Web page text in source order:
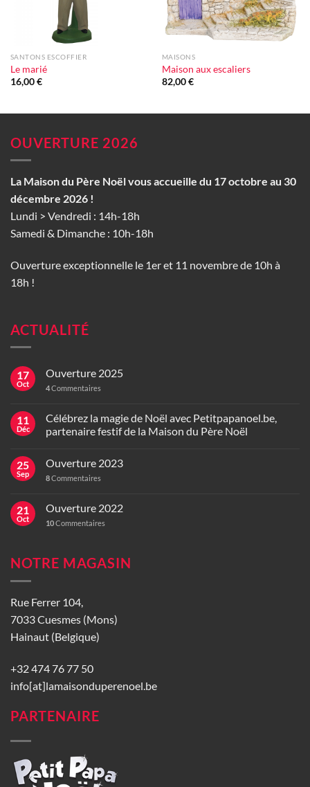
SANTONS ESCOFFIER
Le marié
16,00€
MAISONS
Maison aux escaliers
82,00€
OUVERTURE 2026
La Maison du Père Noël vous accueille du 17 octobre au 30
décembre 2026 !
Lundi > Vendredi : 14h-18h
Samedi & Dimanche : 10h-18h
Ouverture exceptionnelle le 1er et 11 novembre de 10h à
18h !
ACTUALITÉ
17
Oct
Ouverture 2025
4Commentaires
11
Déc
Célébrez la magie de Noël avec Petitpapanoel.be,
partenaire festif de la Maison du Père Noël
25
Sep
Ouverture 2023
8Commentaires
21
Oct
Ouverture 2022
10Commentaires
NOTRE MAGASIN
Rue Ferrer 104,
7033 Cuesmes (Mons)
Hainaut (Belgique)
+32 474 76 77 50
info[at]lamaisonduperenoel.be
PARTENAIRE